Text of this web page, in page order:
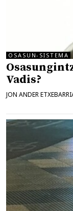
OSASUN-SISTEMA
Vadis?
JON ANDER